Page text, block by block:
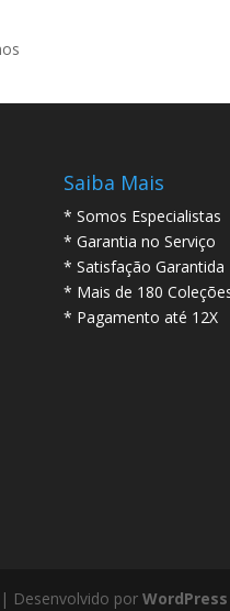
Saiba Mais
* Somos Especialistas
* Garantia no Serviço
* Satisfação Garantida
* Mais de 180
* Pagamento até 12X
| Desenvolvido porWordPress